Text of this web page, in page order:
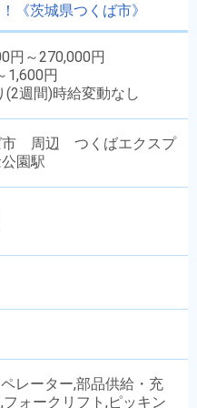
《茨城県つくば市》
円～270,000円
1,600円
(2週間)時給変動なし
市 周辺 つくばエクスプ
園駅
レーター,部品供給・充
ォークリフト,ピッキン